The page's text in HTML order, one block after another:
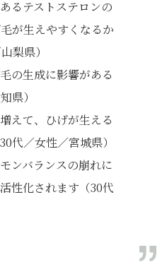
るテストステロンの
が生えやすくなるか
梨県）
の生成に影響がある
県）
えて、ひげが生える
代／女性／宮城県）
ンバランスの崩れに
性化されます（30代